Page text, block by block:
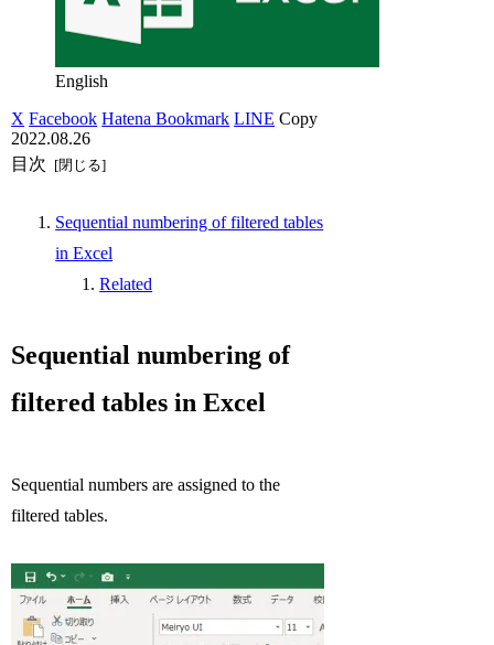
English
X Facebook Hatena Bookmark LINE Copy
2022.08.26
目次
Sequential numbering of filtered tables
in Excel
Related
Sequential numbering of
filtered tables in Excel
Sequential numbers are assigned to the
filtered tables.